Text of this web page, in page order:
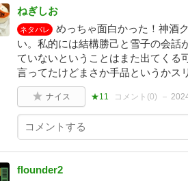
ねぎしお
ネタバレ
めっちゃ面白かった！神酒
い。私的には結構勝己と雪子の会
ていないということはまた出てくる
言ってたけどまさか手品というかス
ナイス ★11 コメント(0)
flounder2